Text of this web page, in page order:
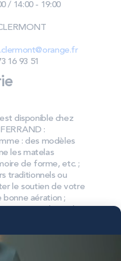
/ 14:00 - 19:00
16 93 51
disponible chez
:
: des modèles
les matelas
de forme, etc. ;
traditionnels ou
le soutien de votre
bonne aération ;